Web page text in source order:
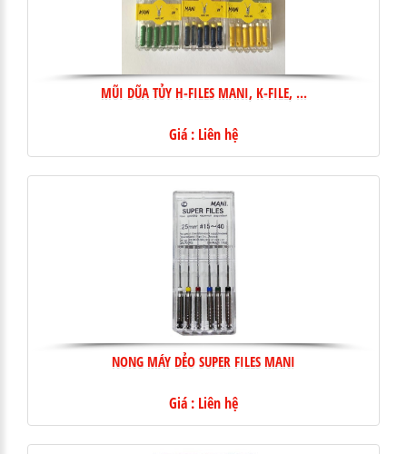
MŨI DŨA TỦY H-FILES MANI, K-FILE, ...
Giá : Liên hệ
NONG MÁY DẺO SUPER FILES MANI
Giá : Liên hệ